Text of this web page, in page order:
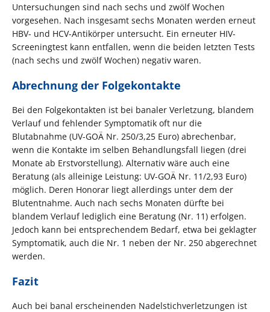
Untersuchungen sind nach sechs und zwölf Wochen
vorgesehen. Nach insgesamt sechs Monaten werden erneut
HBV- und HCV-Antikörper untersucht. Ein erneuter HIV-
Screeningtest kann entfallen, wenn die beiden letzten Tests
(nach sechs und zwölf Wochen) negativ waren.
Abrechnung der Folgekontakte
Bei den Folgekontakten ist bei banaler Verletzung, blandem
Verlauf und fehlender Symptomatik oft nur die
Blutabnahme (UV-GOÄ Nr. 250/3,25 Euro) abrechenbar,
wenn die Kontakte im selben Behandlungsfall liegen (drei
Monate ab Erstvorstellung). Alternativ wäre auch eine
Beratung (als alleinige Leistung: UV-GOÄ Nr. 11/2,93 Euro)
möglich. Deren Honorar liegt allerdings unter dem der
Blutentnahme. Auch nach sechs Monaten dürfte bei
blandem Verlauf lediglich eine Beratung (Nr. 11) erfolgen.
Jedoch kann bei entsprechendem Bedarf, etwa bei geklagter
Symptomatik, auch die Nr. 1 neben der Nr. 250 abgerechnet
werden.
Fazit
Auch bei banal erscheinenden Nadelstichverletzungen ist